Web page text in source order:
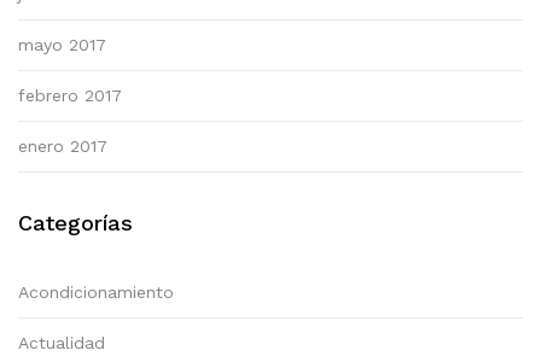
mayo 2017
febrero 2017
enero 2017
Categorías
Acondicionamiento
Actualidad